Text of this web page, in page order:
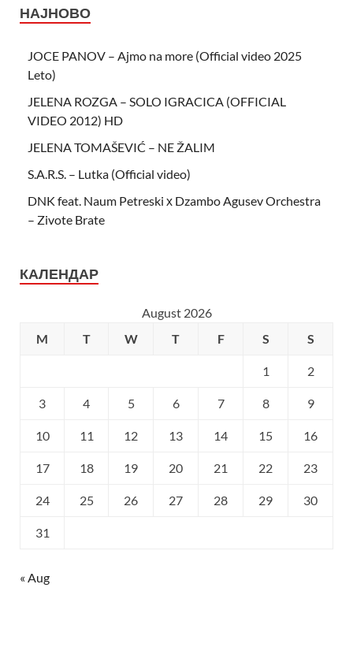
НАЈНОВО
JOCE PANOV – Ajmo na more (Official video 2025
Leto)
JELENA ROZGA – SOLO IGRACICA (OFFICIAL
VIDEO 2012) HD
JELENA TOMAŠEVIĆ – NE ŽALIM
S.A.R.S. – Lutka (Official video)
DNK feat. Naum Petreski х Dzambo Agusev Orchestra
– Zivote Brate
КАЛЕНДАР
August 2026
M
T W T F S S
1 2
3 4 5 6 7 8 9
10 11 12 13 14 15 16
17 18 19 20 21 22 23
24 25 26 27 28 29 30
31
« Aug